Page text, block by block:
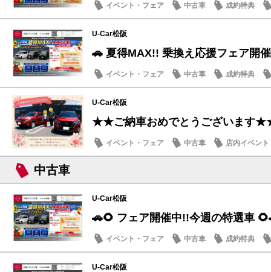
イベント・フェア 中古車 成約特典
U-Car松阪
🚗 夏得MAX!! 乗換え応援フェア開
イベント・フェア 中古車 成約特典
U-Car松阪
★★ご納車おめでとうございます
イベント・フェア 中古車 店内イベント
中古車
U-Car松阪
🚗🌻 フェア開催中!!今週の特選車
イベント・フェア 中古車 成約特典
U-Car松阪